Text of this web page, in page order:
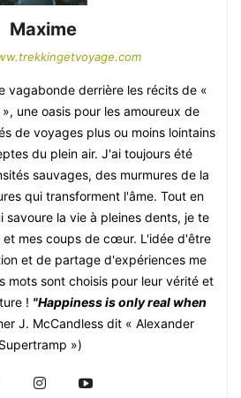
Maxime
vagabonde derrière les récits de «
une oasis pour les amoureux de
de voyages plus ou moins lointains
du plein air. J'ai toujours été
sauvages, des murmures de la
qui transforment l'âme. Tout en
savoure la vie à pleines dents, je te
et mes coups de cœur. L'idée d'être
et de partage d'expériences me
mots sont choisis pour leur vérité et
! "Happiness is only real when
J. McCandless dit « Alexander
Supertramp »)